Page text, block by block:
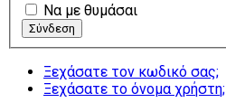
Να με θυμάσαι
Ξεχάσατε τον κωδικό σας;
Ξεχάσατε το όνομα χρήστη;